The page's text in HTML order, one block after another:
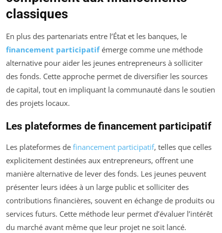
classiques
En plus des partenariats entre l’État et les banques, le
financement participatifémerge comme une méthode
alternative pour aider les jeunes entrepreneurs à solliciter
des fonds. Cette approche permet de diversifier les sources
de capital, tout en impliquant la communauté dans le soutien
des projets locaux.
Les plateformes de financement participatif
Les plateformes de financement participatif, telles que celles
explicitement destinées aux entrepreneurs, offrent une
manière alternative de lever des fonds. Les jeunes peuvent
présenter leurs idées à un large public et solliciter des
contributions financières, souvent en échange de produits ou
services futurs. Cette méthode leur permet d’évaluer l’intérêt
du marché avant même que leur projet ne soit lancé.